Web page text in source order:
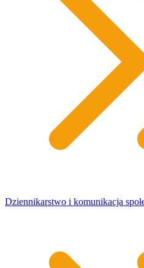
Dziennikarstwo i komunikacja